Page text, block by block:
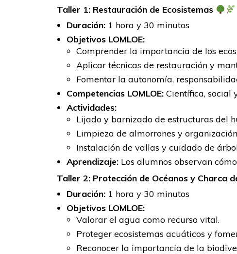
Taller 1: Restauración de Ecosistemas
Duración: 1 hora y 30 minutos
Objetivos LOMLOE:
Comprender la importancia de los
Aplicar técnicas de restauración y
Fomentar la autonomía,
Competencias LOMLOE: Científica, social
Actividades:
Lijado y barnizado de estructuras del
Limpieza de almorrones y
Instalación de vallas y cuidado de
Aprendizaje: Los alumnos observan
Taller 2: Protección de Océanos y Charca
Duración: 1 hora y 30 minutos
Objetivos LOMLOE:
Valorar el agua como recurso vital.
Proteger ecosistemas acuáticos y
Reconocer la importancia de la